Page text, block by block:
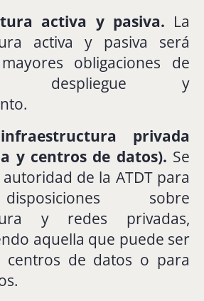
activa y pasiva. La
activay pasiva será
mayores obligaciones de
desplieguey
infraestructura privada
y centros de datos). Se
autoridad de la ATDT para
disposiciones sobre
y redes privadas,
aquella que puede ser
centros de datos o para